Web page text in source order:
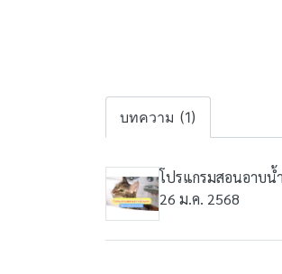
บทความ (1)
โปรแกรมสอนอาบน้
26 ม.ค. 2568